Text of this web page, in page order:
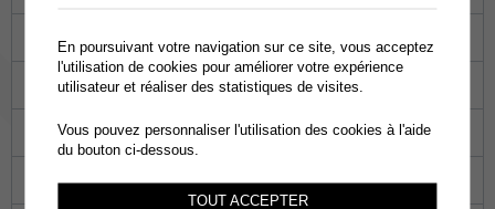
30 31
04 05 06 07
11 12 13 14 15
18 19 20 21 22
En poursuivant votre navigation sur ce site, vous acceptez
l'utilisation de cookies pour améliorer votre expérience
utilisateur et réaliser des statistiques de visites.
Vous pouvez personnaliser l'utilisation des cookies à l'aide
du bouton ci-dessous.
TOUT ACCEPTER